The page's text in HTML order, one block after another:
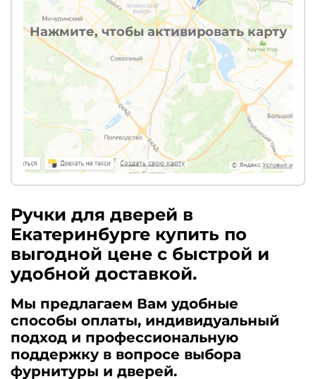
Нажмите, чтобы активировать карту
Ручки для дверей в
Екатеринбурге купить по
выгодной цене с быстрой и
удобной доставкой.
Мы предлагаем Вам удобные
способы оплаты, индивидуальный
подход и профессиональную
поддержку в вопросе выбора
фурнитуры и дверей.